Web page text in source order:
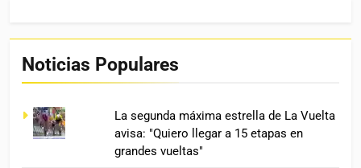
Noticias Populares
La segunda máxima estrella de La Vuelta
avisa: "Quiero llegar a 15 etapas en
grandes vueltas"